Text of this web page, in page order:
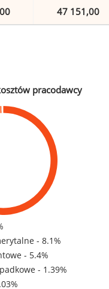
47 151,00
pracodawcy
- 8.1%
- 5.4%
- 1.39%